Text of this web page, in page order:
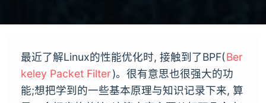
最近了解Linux的性能优化时, 接触到了BPF(Ber
keley Packet Filter)。很有意思也很强大的功
能;想把学到的一些基本原理与知识记录下来, 算